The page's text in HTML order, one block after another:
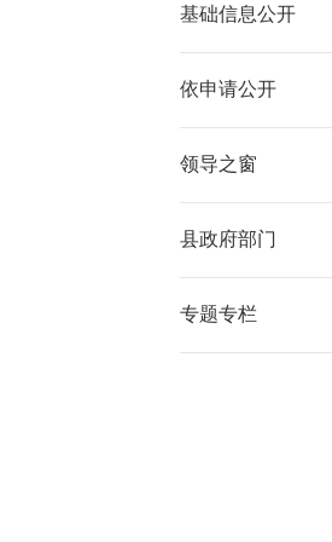
基础信息公开
依申请公开
领导之窗
县政府部门
专题专栏